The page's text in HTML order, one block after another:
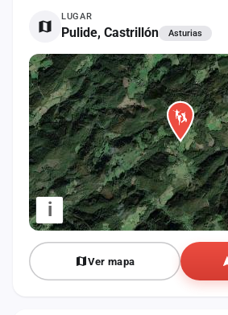
LUGAR
Pulide, Castrillón Asturias
i
Ver mapa
Contacto